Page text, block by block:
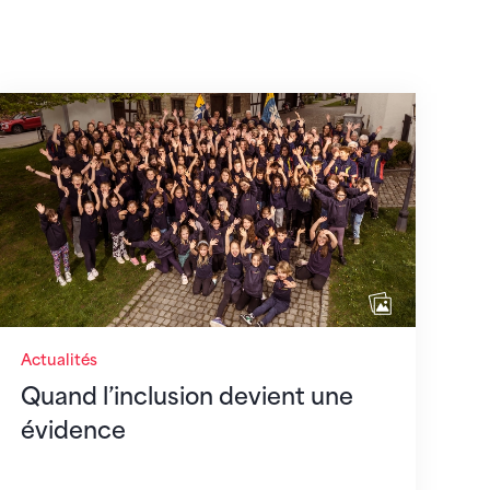
2026
Actualités
Quand l’inclusion devient une
évidence
Quand l’inclusion devient une évidence